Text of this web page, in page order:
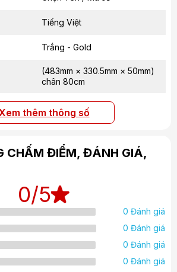
Tiếng Việt
Trắng - Gold
(483mm × 330.5mm × 50mm)
chân 80cm
thêm thông số
CHẤM ĐIỂM, ĐÁNH GIÁ,
0/5
0 Đánh giá
0 Đánh giá
0 Đánh giá
0 Đánh giá